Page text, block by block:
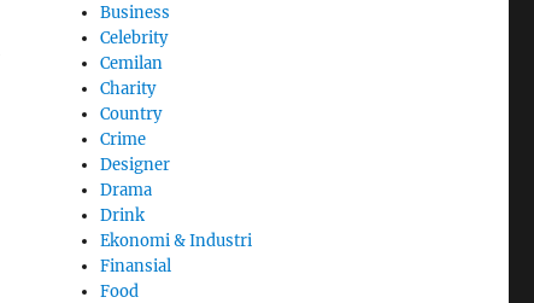
Business
Celebrity
Cemilan
Charity
Country
Crime
Designer
Drama
Drink
Ekonomi & Industri
Finansial
Food